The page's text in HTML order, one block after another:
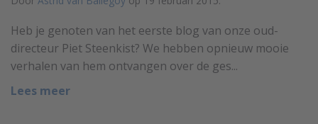
Heb je genoten van het eerste blog van onze oud-
directeur Piet Steenkist? We hebben opnieuw mooie
verhalen van hem ontvangen over de ges...
Lees meer